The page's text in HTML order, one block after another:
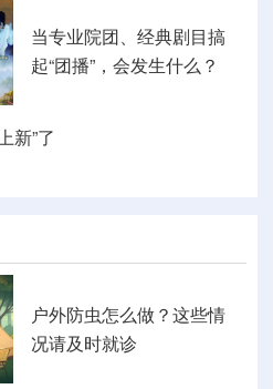
当专业院团、经典剧目搞
起“团播”，会发生什么？
新”了
户外防虫怎么做？这些情
况请及时就诊